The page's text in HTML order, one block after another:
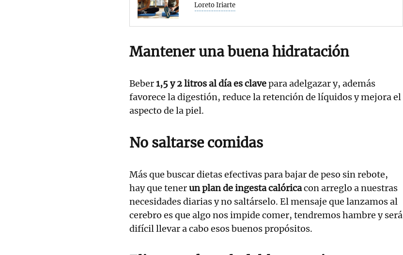
Loreto Iriarte
Mantener una buena hidratación
Beber1,5 y 2 litros al día es clavepara adelgazar y, además
favorece la digestión, reduce la retención de líquidos y mejora el
aspecto de la piel.
No saltarse comidas
Más que buscar dietas efectivas para bajar de peso sin rebote,
hay que tenerun plan de ingesta calóricacon arreglo a nuestras
necesidades diarias y no saltárselo. El mensaje que lanzamos al
cerebro es que algo nos impide comer, tendremos hambre y será
difícil llevar a cabo esos buenos propósitos.